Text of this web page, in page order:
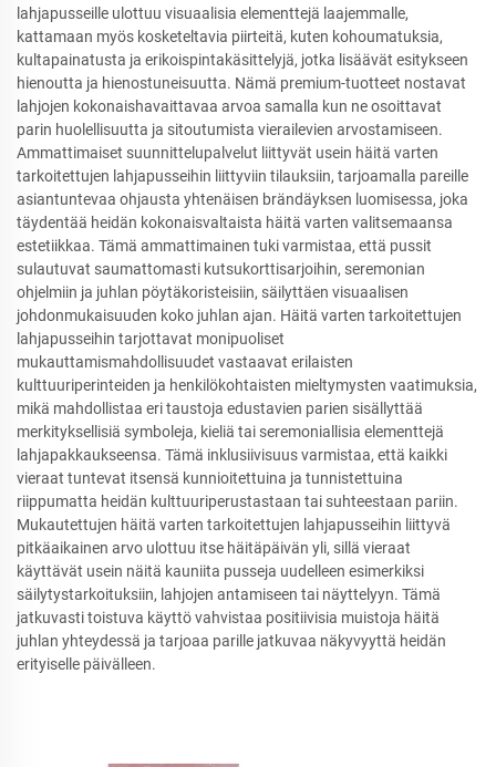
lahjapusseille ulottuu visuaalisia elementtejä laajemmalle,
kattamaan myös kosketeltavia piirteitä, kuten kohoumatuksia,
kultapainatusta ja erikoispintakäsittelyjä, jotka lisäävät esitykseen
hienoutta ja hienostuneisuutta. Nämä premium-tuotteet nostavat
lahjojen kokonaishavaittavaa arvoa samalla kun ne osoittavat
parin huolellisuutta ja sitoutumista vierailevien arvostamiseen.
Ammattimaiset suunnittelupalvelut liittyvät usein häitä varten
tarkoitettujen lahjapusseihin liittyviin tilauksiin, tarjoamalla pareille
asiantuntevaa ohjausta yhtenäisen brändäyksen luomisessa, joka
täydentää heidän kokonaisvaltaista häitä varten valitsemaansa
estetiikkaa. Tämä ammattimainen tuki varmistaa, että pussit
sulautuvat saumattomasti kutsukorttisarjoihin, seremonian
ohjelmiin ja juhlan pöytäkoristeisiin, säilyttäen visuaalisen
johdonmukaisuuden koko juhlan ajan. Häitä varten tarkoitettujen
lahjapusseihin tarjottavat monipuoliset
mukauttamismahdollisuudet vastaavat erilaisten
kulttuuriperinteiden ja henkilökohtaisten mieltymysten vaatimuksia,
mikä mahdollistaa eri taustoja edustavien parien sisällyttää
merkityksellisiä symboleja, kieliä tai seremoniallisia elementtejä
lahjapakkaukseensa. Tämä inklusiivisuus varmistaa, että kaikki
vieraat tuntevat itsensä kunnioitettuina ja tunnistettuina
riippumatta heidän kulttuuriperustastaan tai suhteestaan pariin.
Mukautettujen häitä varten tarkoitettujen lahjapusseihin liittyvä
pitkäaikainen arvo ulottuu itse häitäpäivän yli, sillä vieraat
käyttävät usein näitä kauniita pusseja uudelleen esimerkiksi
säilytystarkoituksiin, lahjojen antamiseen tai näyttelyyn. Tämä
jatkuvasti toistuva käyttö vahvistaa positiivisia muistoja häitä
juhlan yhteydessä ja tarjoaa parille jatkuvaa näkyvyyttä heidän
erityiselle päivälleen.